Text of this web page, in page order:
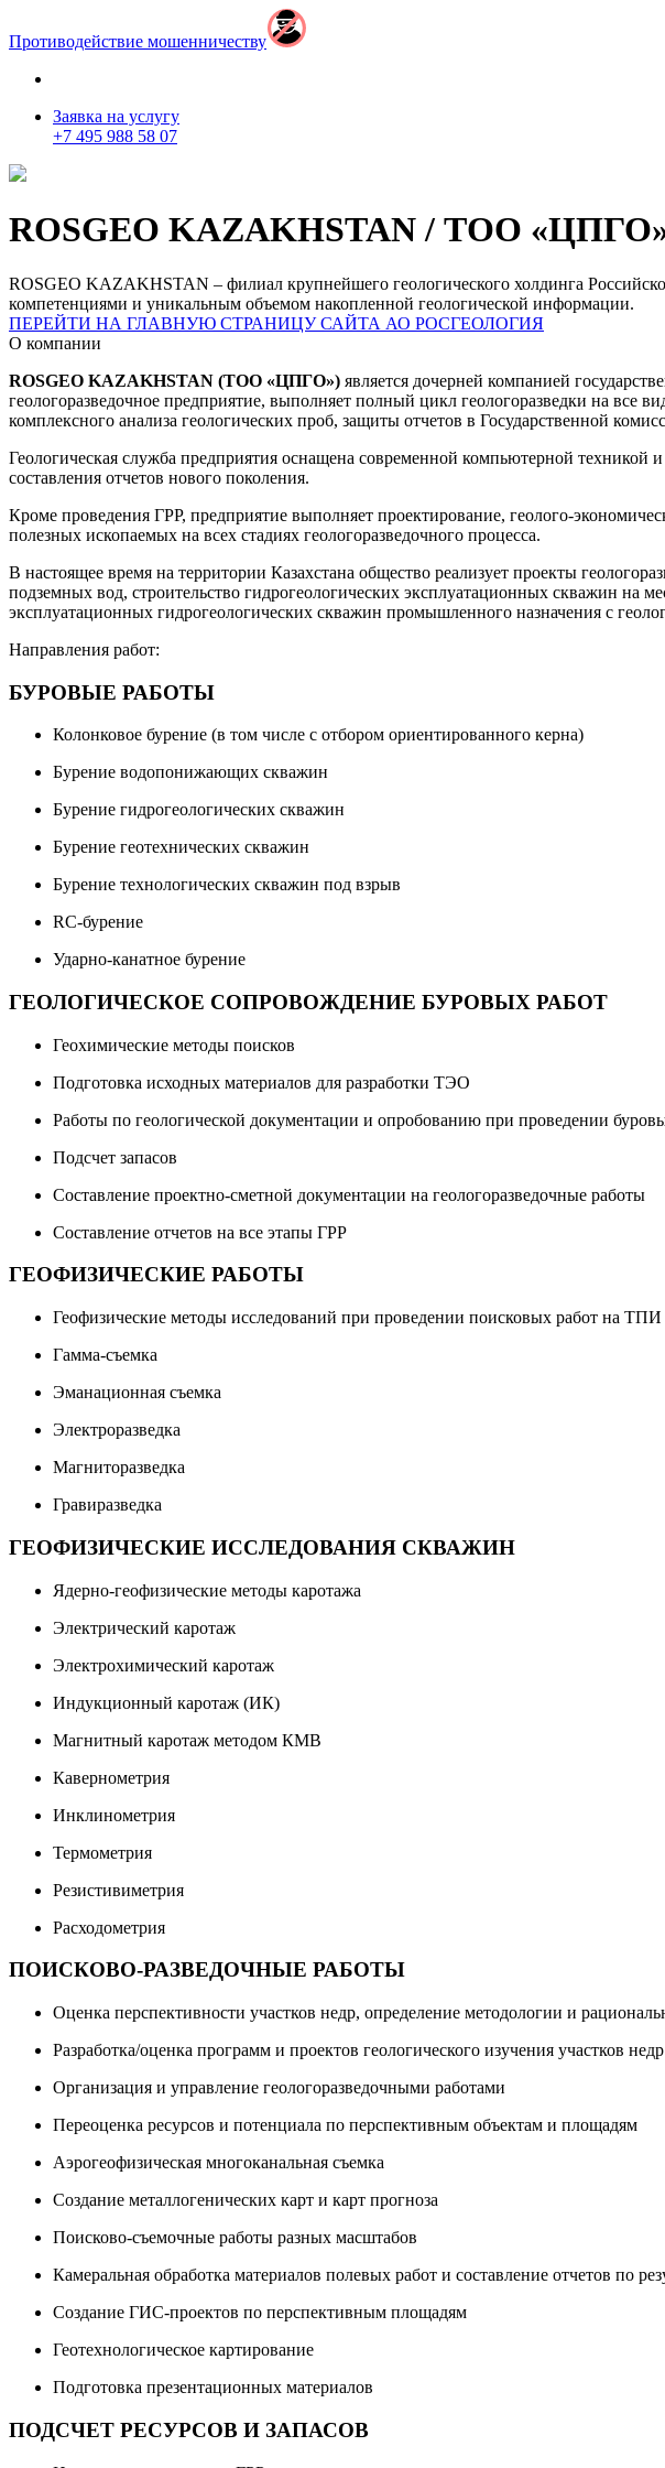
Противодействие мошенничеству
Заявка на услугу
+7 495 988 58 07
ROSGEO KAZAKHSTAN / ТОО
ROSGEO KAZAKHSTAN – филиал крупнейшего геологического холдинга
компетенциями и уникальным объемом накопленной геологической информации.
ПЕРЕЙТИ НА ГЛАВНУЮ СТРАНИЦУ САЙТА АО РОСГЕОЛОГИЯ
О компании
ROSGEO KAZAKHSTAN (ТОО «ЦПГО») является дочерней компанией
геологоразведочное предприятие, выполняет полный цикл геологоразведки на все
комплексного анализа геологических проб, защиты отчетов в Государственной
Геологическая служба предприятия оснащена современной компьютерной техникой
составления отчетов нового поколения.
Кроме проведения ГРР, предприятие выполняет проектирование, геолого-
полезных ископаемых на всех стадиях геологоразведочного процесса.
В настоящее время на территории Казахстана общество реализует проекты
подземных вод, строительство гидрогеологических эксплуатационных скважин на
эксплуатационных гидрогеологических скважин промышленного назначения с
Направления работ:
БУРОВЫЕ РАБОТЫ
Колонковое бурение (в том числе с отбором ориентированного керна)
Бурение водопонижающих скважин
Бурение гидрогеологических скважин
Бурение геотехнических скважин
Бурение технологических скважин под взрыв
RC-бурение
Ударно-канатное бурение
ГЕОЛОГИЧЕСКОЕ СОПРОВОЖДЕНИЕ БУРОВЫХ РАБОТ
Геохимические методы поисков
Подготовка исходных материалов для разработки ТЭО
Работы по геологической документации и опробованию при проведении
Подсчет запасов
Составление проектно-сметной документации на геологоразведочные работы
Составление отчетов на все этапы ГРР
ГЕОФИЗИЧЕСКИЕ РАБОТЫ
Геофизические методы исследований при проведении поисковых работ на
Гамма-съемка
Эманационная съемка
Электроразведка
Магниторазведка
Гравиразведка
ГЕОФИЗИЧЕСКИЕ ИССЛЕДОВАНИЯ СКВАЖИН
Ядерно-геофизические методы каротажа
Электрический каротаж
Электрохимический каротаж
Индукционный каротаж (ИК)
Магнитный каротаж методом КМВ
Кавернометрия
Инклинометрия
Термометрия
Резистивиметрия
Расходометрия
ПОИСКОВО-РАЗВЕДОЧНЫЕ РАБОТЫ
Оценка перспективности участков недр, определение методологии и
Разработка/оценка программ и проектов геологического изучения участков недр
Организация и управление геологоразведочными работами
Переоценка ресурсов и потенциала по перспективным объектам и площадям
Аэрогеофизическая многоканальная съемка
Создание металлогенических карт и карт прогноза
Поисково-съемочные работы разных масштабов
Камеральная обработка материалов полевых работ и составление отчетов по
Создание ГИС-проектов по перспективным площадям
Геотехнологическое картирование
Подготовка презентационных материалов
ПОДСЧЕТ РЕСУРСОВ И ЗАПАСОВ